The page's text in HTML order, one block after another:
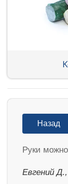
Назад
Руки
Евгений